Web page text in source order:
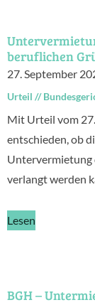
beruflichen
27. September
Urteil //
Mit Urteil vom
entschieden, ob
Untervermietung
verlangt werden
Lesen
BGH –